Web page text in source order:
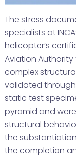
The stress
specialists at
helicopter’s
Aviation
complex
validated
static test
pyramid and
structural
the
the completion